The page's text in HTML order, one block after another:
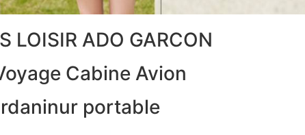
LOISIR ADO GARCON
Cabine Avion
portable